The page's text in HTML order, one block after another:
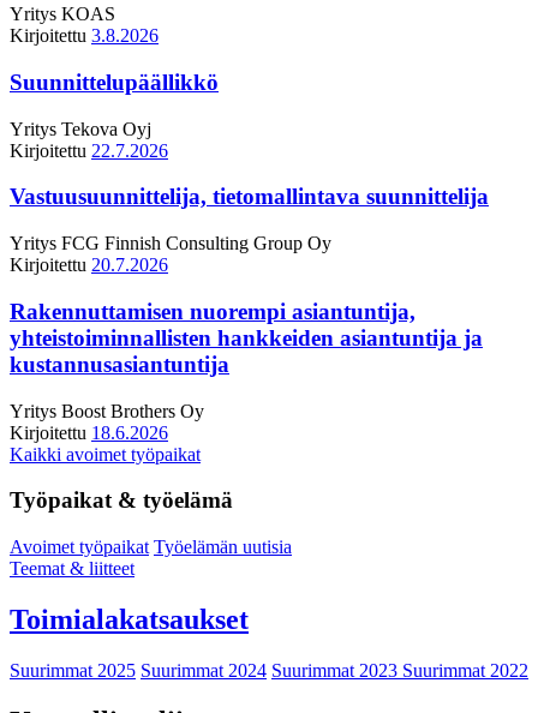
Yritys KOAS
Kirjoitettu 3.8.2026
Suunnittelupäällikkö
Yritys Tekova Oyj
Kirjoitettu 22.7.2026
Vastuusuunnittelija, tietomallintava suunnittelija
Yritys FCG Finnish Consulting Group Oy
Kirjoitettu 20.7.2026
Rakennuttamisen nuorempi asiantuntija,
yhteistoiminnallisten hankkeiden asiantuntija ja
kustannusasiantuntija
Yritys Boost Brothers Oy
Kirjoitettu 18.6.2026
Kaikki avoimet työpaikat
Työpaikat & työelämä
Avoimet työpaikat Työelämän uutisia
Teemat & liitteet
Toimialakatsaukset
Suurimmat 2025 Suurimmat 2024 Suurimmat 2023 Suurimmat 2022